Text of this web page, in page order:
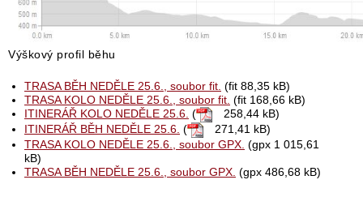
Výškový profil běhu
TRASA BĚH NEDĚLE 25.6., soubor fit. (fit 88,35 kB)
TRASA KOLO NEDĚLE 25.6., soubor fit. (fit 168,66 kB)
ITINERÁŘ KOLO NEDĚLE 25.6. (
258,44 kB)
ITINERÁŘ BĚH NEDĚLE 25.6. (
271,41 kB)
TRASA KOLO NEDĚLE 25.6., soubor GPX. (gpx 1 015,61
kB)
TRASA BĚH NEDĚLE 25.6., soubor GPX. (gpx 486,68 kB)